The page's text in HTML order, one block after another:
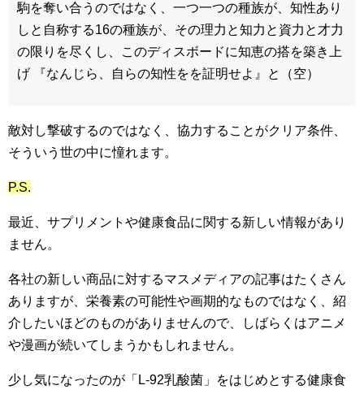
駒を奪い合うのではなく、一つ一つの種族が、知性あり
しと自称する16の種族が、その理力と知力と資力と才力
の限りを尽くし、このディスボードに知恵の搭を築き上
げ 『なんじら、自らの知性をを証明せよ』と（空）
敵対し撃破するのではなく、協力することがクリア条件、
そういう世の中に憧れます。
P.S.
最近、サプリメントや健康食品に関する新しい情報があり
ません。
各社の新しい商品に対するマスメディアの記事はたくさん
ありますが、栄養素の可能性や画期的なものではなく、紹
介したいほどのものがありませんので、しばらくはアニメ
や漫画が続いてしまうかもしれません。
少し気になったのが「L-92乳酸菌」をはじめとする健康食